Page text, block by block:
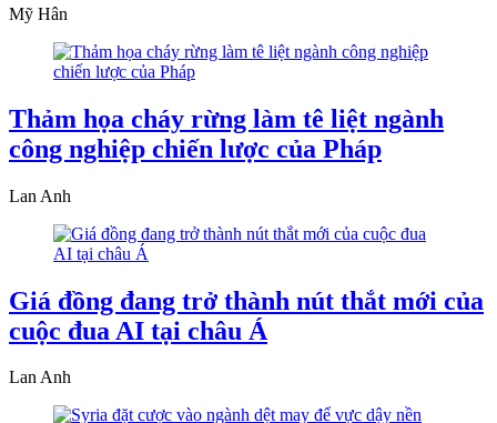
Mỹ Hân
Thảm họa cháy rừng làm tê liệt ngành
công nghiệp chiến lược của Pháp
Lan Anh
Giá đồng đang trở thành nút thắt mới của
cuộc đua AI tại châu Á
Lan Anh